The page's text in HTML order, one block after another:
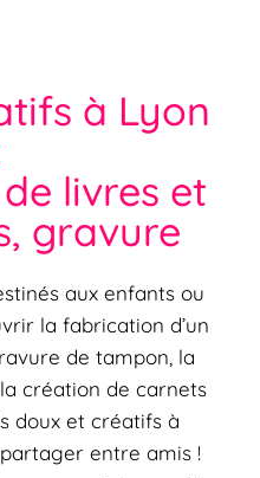
à Lyon
livres et
gravure
aux enfants ou
la fabrication d’un
de tampon, la
création de carnets
doux et créatifs à
entre amis !